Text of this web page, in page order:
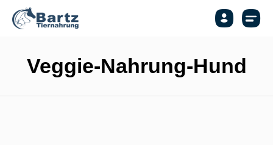
Veggie-Nahrung-Hund